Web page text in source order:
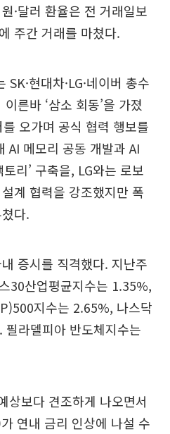
·달러 환율은 전 거래일보
주간 거래를 마쳤다.
현대차·LG·네이버 총수
른바 ‘삼소 회동’을 가졌
를 오가며 공식 협력 행보를
AI 메모리 공동 개발과 AI
리’ 구축을, LG와는 로보
계 협력을 강조했지만 폭
다.
증시를 직격했다. 지난주
30산업평균지수는 1.35%,
지수는 2.65%, 나스닥
라델피아 반도체지수는
상보다 견조하게 나오면서
연내 금리 인상에 나설 수